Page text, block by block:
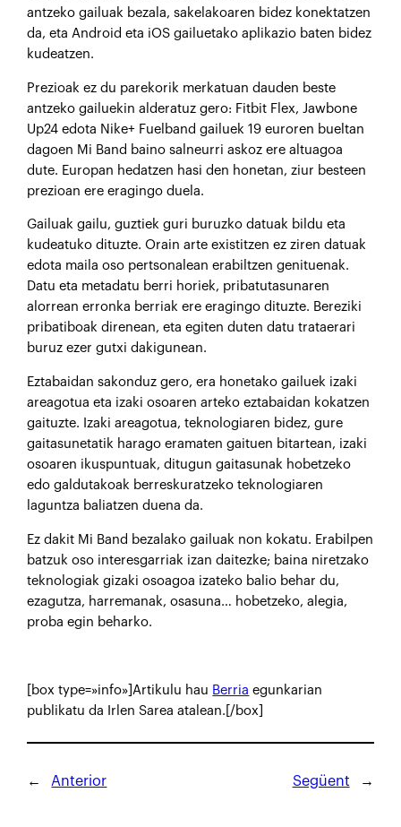
antzeko gailuak bezala, sakelakoaren bidez konektatzen
da, eta Android eta iOS gailuetako aplikazio baten bidez
kudeatzen.
Prezioak ez du parekorik merkatuan dauden beste
antzeko gailuekin alderatuz gero: Fitbit Flex, Jawbone
Up24 edota Nike+ Fuelband gailuek 19 euroren bueltan
dagoen Mi Band baino salneurri askoz ere altuagoa
dute. Europan hedatzen hasi den honetan, ziur besteen
prezioan ere eragingo duela.
Gailuak gailu, guztiek guri buruzko datuak bildu eta
kudeatuko dituzte. Orain arte existitzen ez ziren datuak
edota maila oso pertsonalean erabiltzen genituenak.
Datu eta metadatu berri horiek, pribatutasunaren
alorrean erronka berriak ere eragingo dituzte. Bereziki
pribatiboak direnean, eta egiten duten datu trataerari
buruz ezer gutxi dakigunean.
Eztabaidan sakonduz gero, era honetako gailuek izaki
areagotua eta izaki osoaren arteko eztabaidan kokatzen
gaituzte. Izaki areagotua, teknologiaren bidez, gure
gaitasunetatik harago eramaten gaituen bitartean, izaki
osoaren ikuspuntuak, ditugun gaitasunak hobetzeko
edo galdutakoak berreskuratzeko teknologiaren
laguntza baliatzen duena da.
Ez dakit Mi Band bezalako gailuak non kokatu. Erabilpen
batzuk oso interesgarriak izan daitezke; baina niretzako
teknologiak gizaki osoagoa izateko balio behar du,
ezagutza, harremanak, osasuna… hobetzeko, alegia,
proba egin beharko.
[box type=»info»]Artikulu hau Berria egunkarian
publikatu da Irlen Sarea atalean.[/box]
← Anterior Següent →